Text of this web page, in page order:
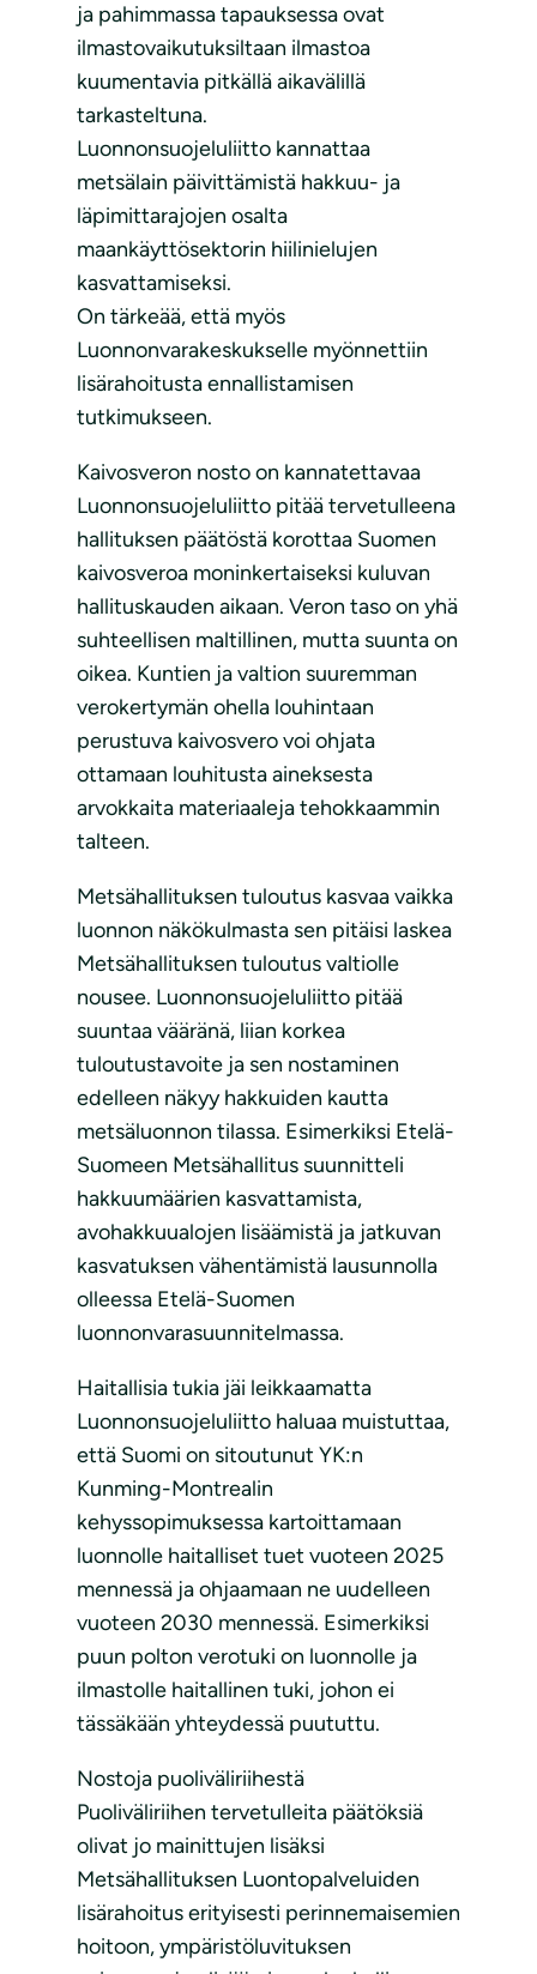
ja pahimmassa tapauksessa ovat
ilmastovaikutuksiltaan ilmastoa
kuumentavia pitkällä aikavälillä
tarkasteltuna.
Luonnonsuojeluliitto kannattaa
metsälain päivittämistä hakkuu- ja
läpimittarajojen osalta
maankäyttösektorin hiilinielujen
kasvattamiseksi.
On tärkeää, että myös
Luonnonvarakeskukselle myönnettiin
lisärahoitusta ennallistamisen
tutkimukseen.
Kaivosveron nosto on kannatettavaa
Luonnonsuojeluliitto pitää tervetulleena
hallituksen päätöstä korottaa Suomen
kaivosveroa moninkertaiseksi kuluvan
hallituskauden aikaan. Veron taso on yhä
suhteellisen maltillinen, mutta suunta on
oikea. Kuntien ja valtion suuremman
verokertymän ohella louhintaan
perustuva kaivosvero voi ohjata
ottamaan louhitusta aineksesta
arvokkaita materiaaleja tehokkaammin
talteen.
Metsähallituksen tuloutus kasvaa vaikka
luonnon näkökulmasta sen pitäisi laskea
Metsähallituksen tuloutus valtiolle
nousee. Luonnonsuojeluliitto pitää
suuntaa vääränä, liian korkea
tuloutustavoite ja sen nostaminen
edelleen näkyy hakkuiden kautta
metsäluonnon tilassa. Esimerkiksi Etelä-
Suomeen Metsähallitus suunnitteli
hakkuumäärien kasvattamista,
avohakkuualojen lisäämistä ja jatkuvan
kasvatuksen vähentämistä lausunnolla
olleessa Etelä-Suomen
luonnonvarasuunnitelmassa.
Haitallisia tukia jäi leikkaamatta
Luonnonsuojeluliitto haluaa muistuttaa,
että Suomi on sitoutunut YK:n
Kunming-Montrealin
kehyssopimuksessa kartoittamaan
luonnolle haitalliset tuet vuoteen 2025
mennessä ja ohjaamaan ne uudelleen
vuoteen 2030 mennessä. Esimerkiksi
puun polton verotuki on luonnolle ja
ilmastolle haitallinen tuki, johon ei
tässäkään yhteydessä puututtu.
Nostoja puoliväliriihestä
Puoliväliriihen tervetulleita päätöksiä
olivat jo mainittujen lisäksi
Metsähallituksen Luontopalveluiden
lisärahoitus erityisesti perinnemaisemien
hoitoon, ympäristöluvituksen